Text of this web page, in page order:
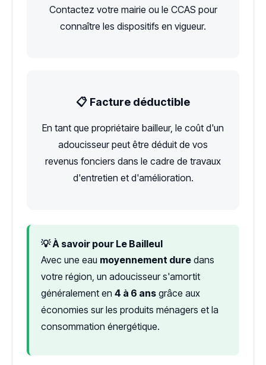
Contactez votre mairie ou le CCAS pour
connaître les dispositifs en vigueur.
📋 Facture déductible
En tant que propriétaire bailleur, le coût d'un
adoucisseur peut être déduit de vos
revenus fonciers dans le cadre de travaux
d'entretien et d'amélioration.
💡 À savoir pour Le Bailleul
Avec une eau moyennement dure dans
votre région, un adoucisseur s'amortit
généralement en 4 à 6 ans grâce aux
économies sur les produits ménagers et la
consommation énergétique.